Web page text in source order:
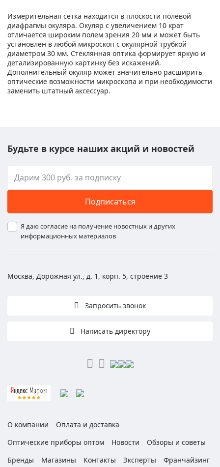
Измерительная сетка находится в плоскости полевой
диафрагмы окуляра. Окуляр с увеличением 10 крат
отличается широким полем зрения 20 мм и может быть
установлен в любой микроскоп с окулярной трубкой
диаметром 30 мм. Стеклянная оптика формирует яркую и
детализированную картинку без искажений.
Дополнительный окуляр может значительно расширить
оптические возможности микроскопа и при необходимости
заменить штатный аксессуар.
Будьте в курсе наших акций и новостей
Подписаться
Я даю согласие на получение новостных и других
информационных материалов
Москва, Дорожная ул., д. 1, корп. 5, строение 3
Запросить звонок
Написать директору
О компании
Оплата и доставка
Оптические приборы оптом
Новости
Обзоры и советы
Бренды
Магазины Контакты Эксперты Франчайзинг